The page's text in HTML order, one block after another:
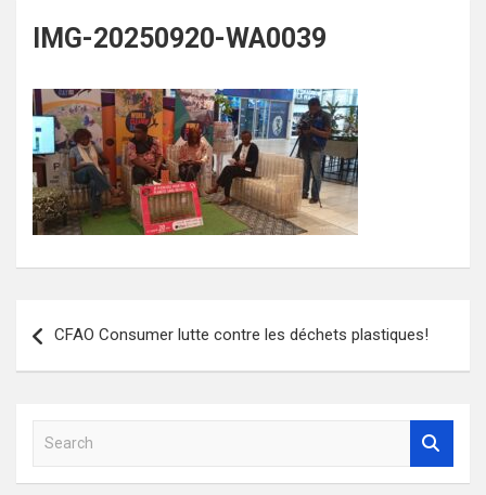
IMG-20250920-WA0039
de
CFAO Consumer lutte contre les déchets plastiques!
a